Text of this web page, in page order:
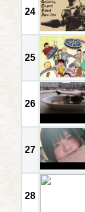
24
25
26
27
28